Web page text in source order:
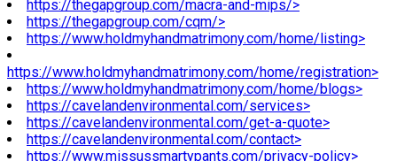
https://thegapgroup.com/macra-and-mips/>
https://thegapgroup.com/cqm/>
https://www.holdmyhandmatrimony.com/home/listing>
https://www.holdmyhandmatrimony.com/home/registration>
https://www.holdmyhandmatrimony.com/home/blogs>
https://cavelandenvironmental.com/services>
https://cavelandenvironmental.com/get-a-quote>
https://cavelandenvironmental.com/contact>
https://www.missussmartypants.com/privacy-policy>